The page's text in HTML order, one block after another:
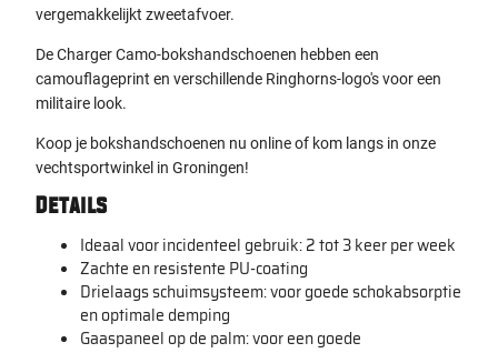
vergemakkelijkt zweetafvoer.
De Charger Camo-bokshandschoenen hebben een
camouflageprint en verschillende Ringhorns-logo's voor een
militaire look.
Koop je bokshandschoenen nu online of kom langs in onze
vechtsportwinkel in Groningen!
Details
Ideaal voor incidenteel gebruik: 2 tot 3 keer per week
Zachte en resistente PU-coating
Drielaags schuimsysteem: voor goede schokabsorptie
en optimale demping
Gaaspaneel op de palm: voor een goede